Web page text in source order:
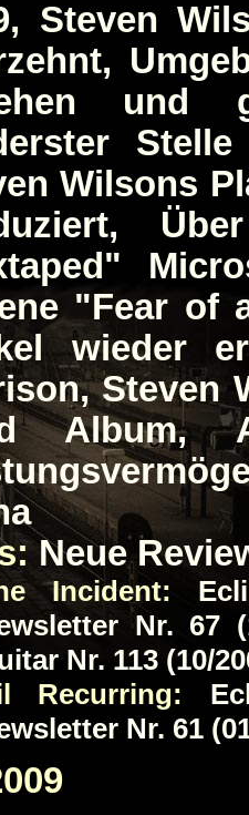
Steven
und
Wilsons
"Fear of
wieder
Steven
Album,
Neue
Incident:
Nr. 67
Nr. 113 (10/
Recurring:
Nr. 61